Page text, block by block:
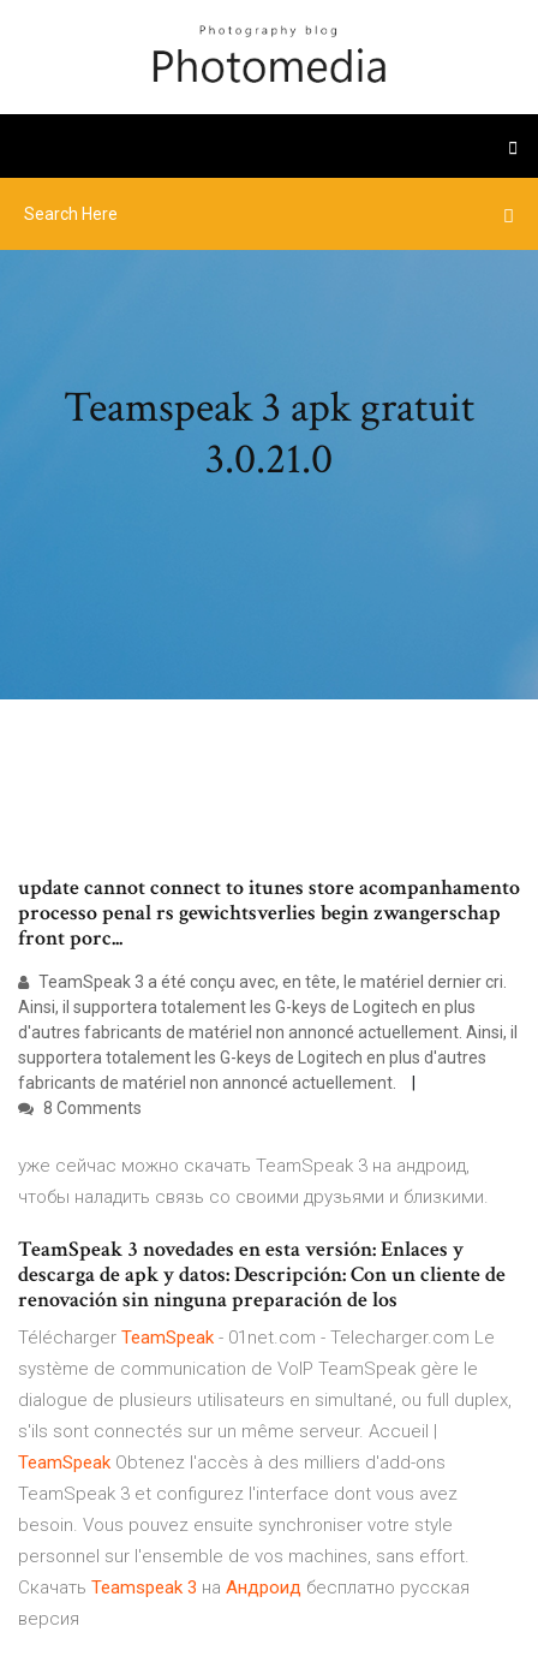
Teamspeak 3 apk gratuit
3.0.21.0
update cannot connect to itunes store acompanhamento
processo penal rs gewichtsverlies begin zwangerschap
front porc...
TeamSpeak 3 a été conçu avec, en tête, le matériel dernier cri.
Ainsi, il supportera totalement les G-keys de Logitech en plus
d'autres fabricants de matériel non annoncé actuellement. Ainsi, il
supportera totalement les G-keys de Logitech en plus d'autres
fabricants de matériel non annoncé actuellement.
8 Comments
уже сейчас можно скачать TeamSpeak 3 на андроид,
чтобы наладить связь со своими друзьями и близкими.
TeamSpeak 3 novedades en esta versión: Enlaces y
descarga de apk y datos: Descripción: Con un cliente de
renovación sin ninguna preparación de los
Télécharger TeamSpeak - 01net.com - Telecharger.com Le
système de communication de VoIP TeamSpeak gère le
dialogue de plusieurs utilisateurs en simultané, ou full duplex,
s'ils sont connectés sur un même serveur. Accueil |
TeamSpeak Obtenez l'accès à des milliers d'add-ons
TeamSpeak 3 et configurez l'interface dont vous avez
besoin. Vous pouvez ensuite synchroniser votre style
personnel sur l'ensemble de vos machines, sans effort.
Скачать Teamspeak 3 на Андроид бесплатно русская
версия